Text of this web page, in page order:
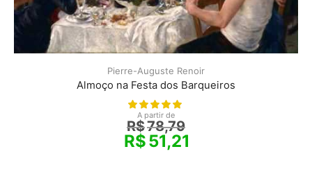
Pierre-Auguste Renoir
Almoço na Festa dos Barqueiros
A partir de
R$78,79
R$51,21